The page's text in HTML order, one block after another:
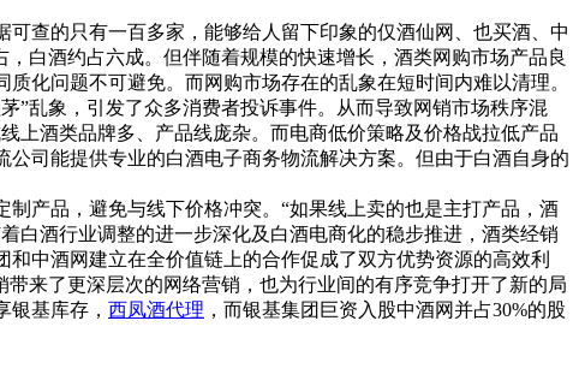
查的只有一百多家，能够给人留下印象的仅酒仙网、也买酒、中
白酒约占六成。但伴随着规模的快速增长，酒类网购市场产品良
化问题不可避免。而网购市场存在的乱象在短时间内难以清理。
”乱象，引发了众多消费者投诉事件。从而导致网销市场秩序混
上酒类品牌多、产品线庞杂。而电商低价策略及价格战拉低产品
司能提供专业的白酒电子商务物流解决方案。但由于白酒自身的
产品，避免与线下价格冲突。“如果线上卖的也是主打产品，酒
白酒行业调整的进一步深化及白酒电商化的稳步推进，酒类经销
中酒网建立在全价值链上的合作促成了双方优势资源的高效利
来了更深层次的网络营销，也为行业间的有序竞争打开了新的局
基库存， 西凤酒代理 ，而银基集团巨资入股中酒网并占30%的股